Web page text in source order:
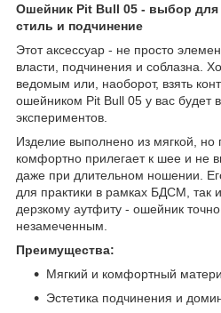
Ошейник Pit Bull 05 - выбор для
стиль и подчинение
Этот аксессуар - не просто
власти, подчинения и соблазна.
ведомым или, наоборот, взять
ошейником Pit Bull 05 у вас будет
экспериментов.
Изделие выполнено из мягкой, но
комфортно прилегает к шее и не
даже при длительном ношении.
для практики в рамках БДСМ, так
дерзкому аутфиту - ошейник
незамеченным.
Преимущества:
Мягкий и комфортный
Эстетика подчинения и